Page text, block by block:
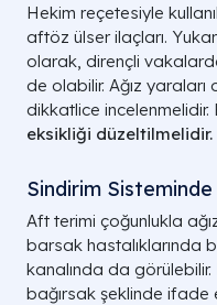
Hekim reçetesiyle
aftöz ülser ilaçları.
olarak, dirençli
de olabilir. Ağız
dikkatlice incelenmelidir.
eksikliği düzeltilmelidir.
Sindirim
Aft terimi çoğunlukla
barsak hastalıklarında
kanalında da
bağırsak şeklinde ifade